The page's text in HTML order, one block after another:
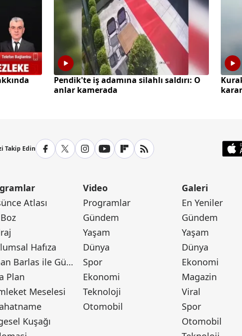
Pendik'te iş adamına silahlı saldırı: O
anlar kamerada
Takip Edin
Atlası
Hafıza
Canan Barlas ile Gündem
Plan
Meselesi
Kuşağı
Video
Programlar
Gündem
Yaşam
Dünya
Spor
Ekonomi
Teknoloji
Otomobil
Galeri
En Yeniler
Gündem
Yaşam
Dünya
Ekonomi
Magazin
Viral
Spor
Otomobil